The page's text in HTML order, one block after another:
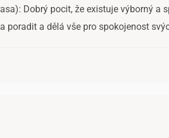
Dobrý pocit, že existuje výborný a
poradit a dělá vše pro spokojenost